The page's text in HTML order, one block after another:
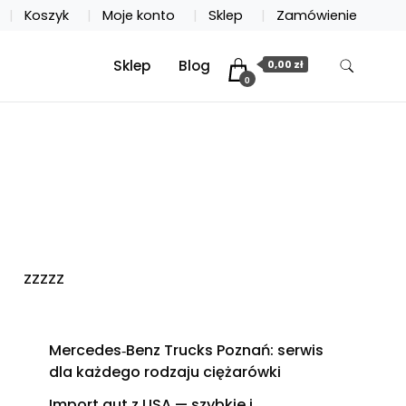
Koszyk Moje konto Sklep Zamówienie
Sklep Blog
0
0,00 zł
zzzzz
Mercedes‑Benz Trucks Poznań: serwis
dla każdego rodzaju ciężarówki